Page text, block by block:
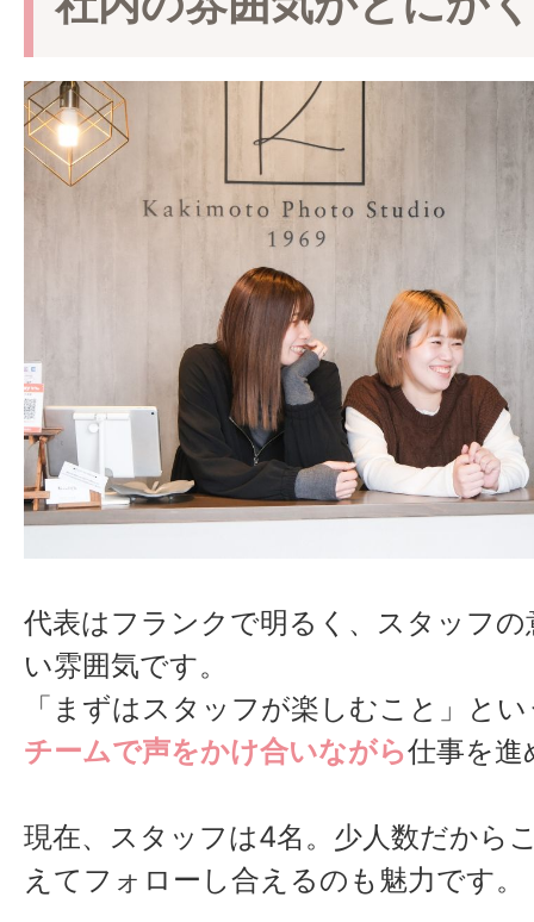
代表はフランクで明るく、スタッフ
い雰囲気です。
「まずはスタッフが楽しむこと」と
チームで声をかけ合いながら仕事を進
現在、スタッフは4名。少人数だから
えてフォローし合えるのも魅力です。